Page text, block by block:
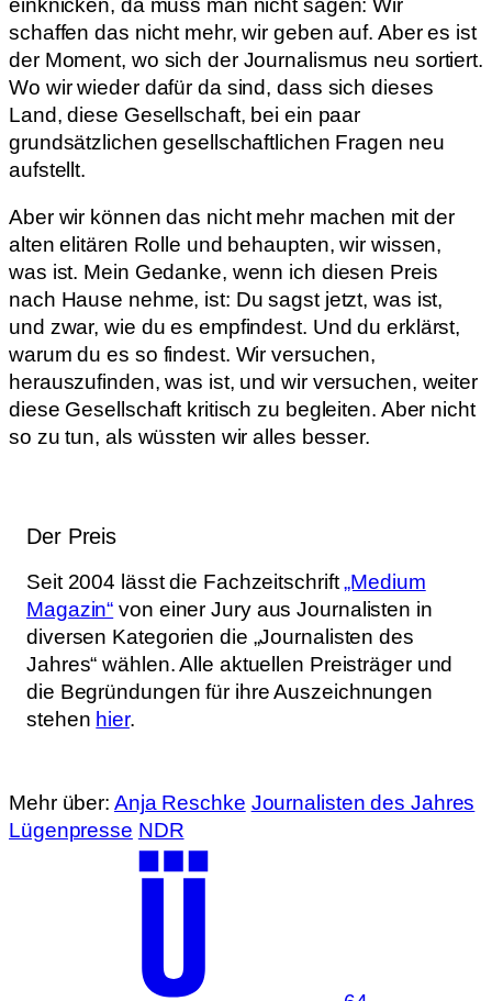
einknicken, da muss man nicht sagen: Wir
schaffen das nicht mehr, wir geben auf. Aber es ist
der Moment, wo sich der Journalismus neu sortiert.
Wo wir wieder dafür da sind, dass sich dieses
Land, diese Gesellschaft, bei ein paar
grundsätzlichen gesellschaftlichen Fragen neu
aufstellt.
Aber wir können das nicht mehr machen mit der
alten elitären Rolle und behaupten, wir wissen,
was ist. Mein Gedanke, wenn ich diesen Preis
nach Hause nehme, ist: Du sagst jetzt, was ist,
und zwar, wie du es empfindest. Und du erklärst,
warum du es so findest. Wir versuchen,
herauszufinden, was ist, und wir versuchen, weiter
diese Gesellschaft kritisch zu begleiten. Aber nicht
so zu tun, als wüssten wir alles besser.
Der Preis
Seit 2004 lässt die Fachzeitschrift„Medium
Magazin“ von einer Jury aus Journalisten in
diversen Kategorien die „Journalisten des
Jahres“ wählen. Alle aktuellen Preisträger und
die Begründungen für ihre Auszeichnungen
stehen hier.
Mehr über: Anja Reschke Journalisten des Jahres
Lügenpresse NDR